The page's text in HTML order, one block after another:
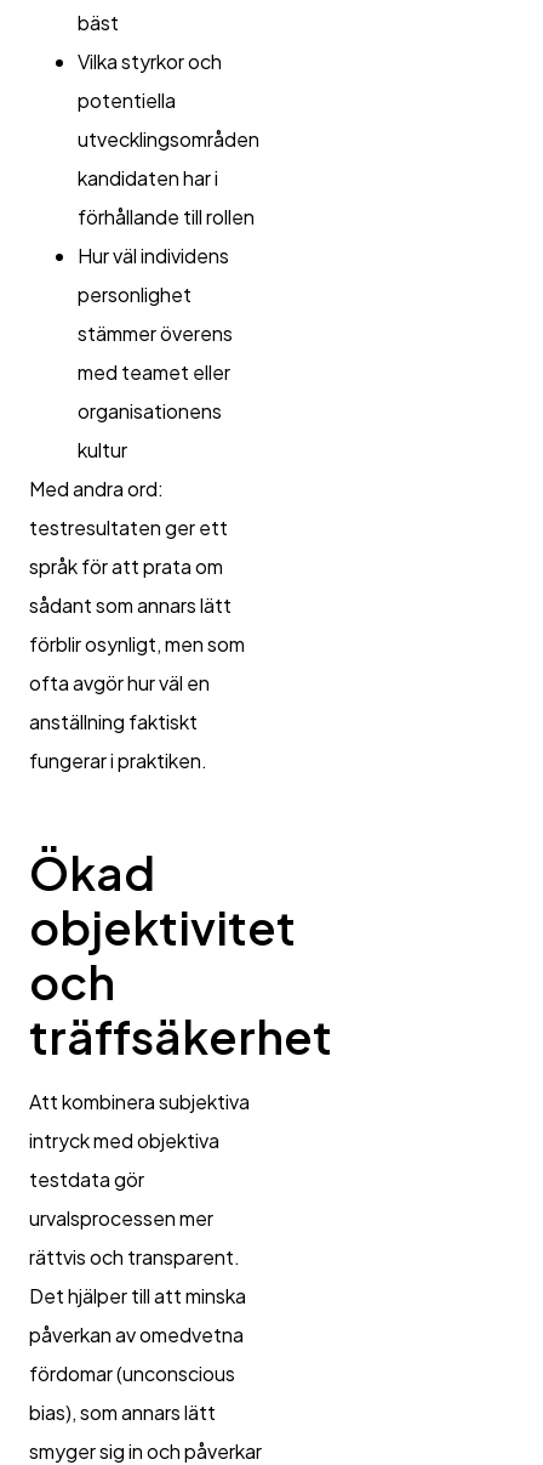
bäst
Vilka styrkor och
potentiella
utvecklingsområden
kandidaten har i
förhållande till rollen
Hur väl individens
personlighet
stämmer överens
med teamet eller
organisationens
kultur
Med andra ord:
testresultaten ger ett
språk för att prata om
sådant som annars lätt
förblir osynligt, men som
ofta avgör hur väl en
anställning faktiskt
fungerar i praktiken.
Ökad
objektivitet
och
träffsäkerhet
Att kombinera subjektiva
intryck med objektiva
testdata gör
urvalsprocessen mer
rättvis och transparent.
Det hjälper till att minska
påverkan av omedvetna
fördomar (unconscious
bias), som annars lätt
smyger sig in och påverkar